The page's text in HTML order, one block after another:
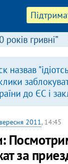
років гривні”
назвав
до ЄС і
2011, 14:45
за